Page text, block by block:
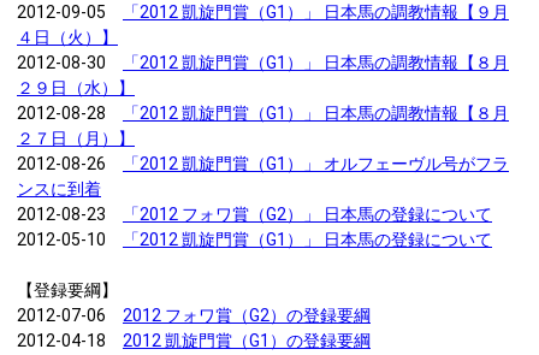
2012-09-05
「2012 凱旋門賞（G1）」 日本馬の調教情報【９月
４日（火）】
2012-08-30
「2012 凱旋門賞（G1）」 日本馬の調教情報【８月
２９日（水）】
2012-08-28
「2012 凱旋門賞（G1）」 日本馬の調教情報【８月
２７日（月）】
2012-08-26
「2012 凱旋門賞（G1）」 オルフェーヴル号がフラ
ンスに到着
2012-08-23
「2012 フォワ賞（G2）」 日本馬の登録について
2012-05-10
「2012 凱旋門賞（G1）」 日本馬の登録について
【登録要綱】
2012-07-06 2012 フォワ賞（G2）の登録要綱
2012-04-18 2012 凱旋門賞（G1）の登録要綱